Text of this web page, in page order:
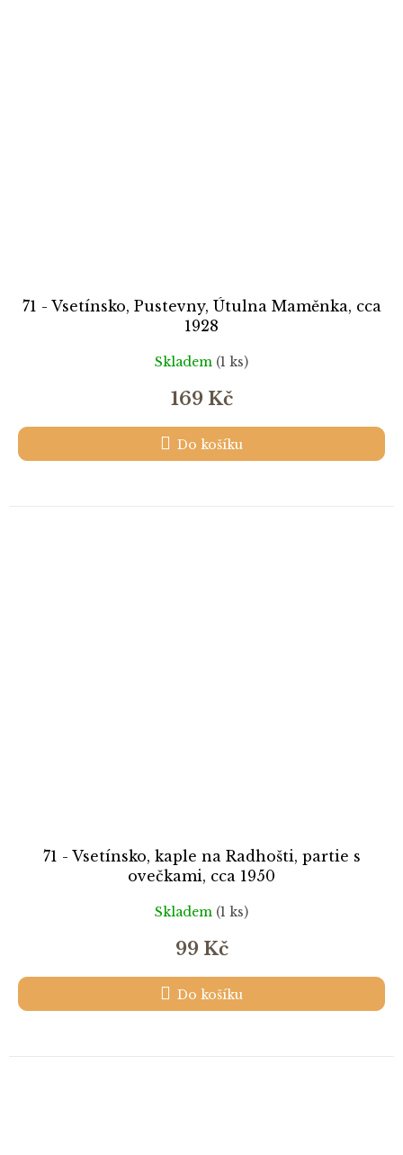
71 - Vsetínsko, Pustevny, Útulna Maměnka, cca
1928
Skladem (1 ks)
169 Kč
Do košíku
71 - Vsetínsko, kaple na Radhošti, partie s
ovečkami, cca 1950
Skladem (1 ks)
99 Kč
Do košíku